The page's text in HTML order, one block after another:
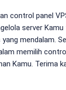
control panel
server
mendalam.
memilih
Kamu. Terima